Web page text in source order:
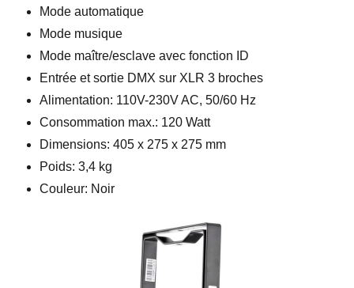
Mode automatique
Mode musique
Mode maître/esclave avec fonction ID
Entrée et sortie DMX sur XLR 3 broches
Alimentation: 110V-230V AC, 50/60 Hz
Consommation max.: 120 Watt
Dimensions: 405 x 275 x 275 mm
Poids: 3,4 kg
Couleur: Noir